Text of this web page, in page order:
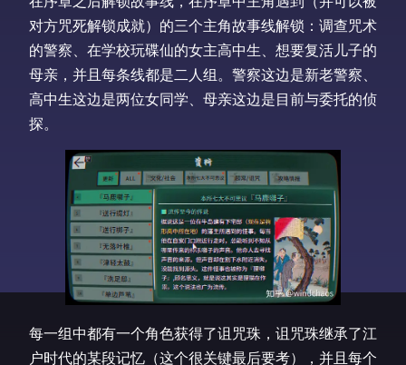
对方咒死解锁成就）的三个主角故事线解锁：调查咒术
的警察、在学校玩碟仙的女主高中生、想要复活儿子的
母亲，并且每条线都是二人组。警察这边是新老警察、
高中生这边是两位女同学、母亲这边是目前与委托的侦
探。
每一组中都有一个角色获得了诅咒珠，诅咒珠继承了江
户时代的某段记忆（这个很关键最后要考），并且每个